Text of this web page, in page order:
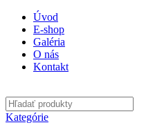
Úvod
E-shop
Galéria
O nás
Kontakt
Kategórie